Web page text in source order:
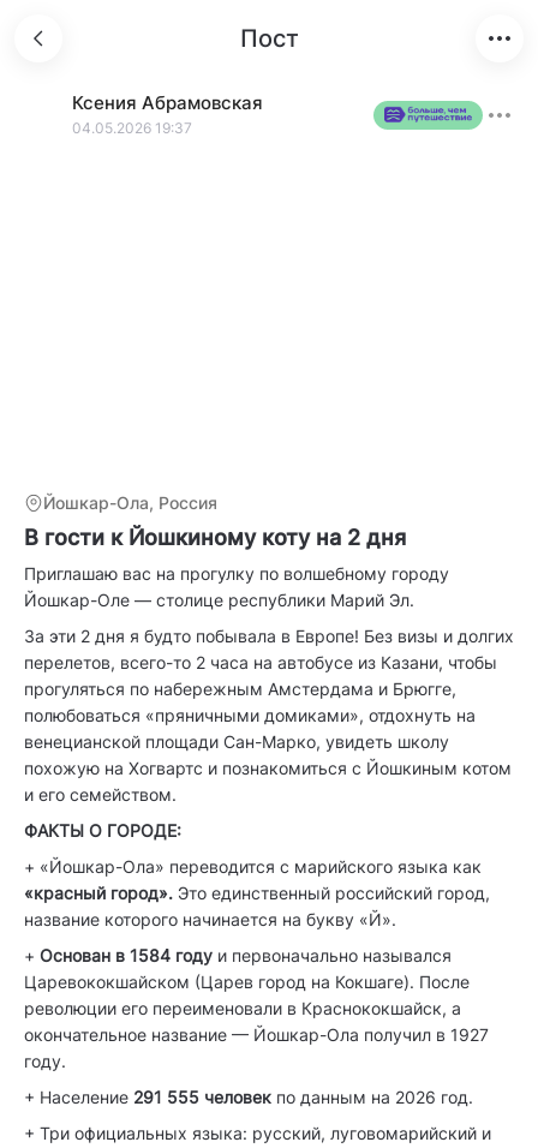
Пост
Ксения Абрамовская
04.05.2026 19:37
Йошкар-Ола, Россия
В гости к Йошкиному коту на 2 дня
Приглашаю вас на прогулку по волшебному городу
Йошкар-Оле — столице республики Марий Эл.
За эти 2 дня я будто побывала в Европе! Без визы и долгих
перелетов, всего-то 2 часа на автобусе из Казани, чтобы
прогуляться по набережным Амстердама и Брюгге,
полюбоваться «пряничными домиками», отдохнуть на
венецианской площади Сан-Марко, увидеть школу
похожую на Хогвартс и познакомиться с Йошкиным котом
и его семейством.
ФАКТЫ О ГОРОДЕ:
+ «Йошкар-Ола» переводится с марийского языка как
«красный город». Это единственный российский город,
название которого начинается на букву «Й».
+ Основан в 1584 году и первоначально назывался
Царевококшайском (Царев город на Кокшаге). После
революции его переименовали в Краснококшайск, а
окончательное название — Йошкар-Ола получил в 1927
году.
+ Население 291 555 человек по данным на 2026 год.
+ Три официальных языка: русский, луговомарийский и